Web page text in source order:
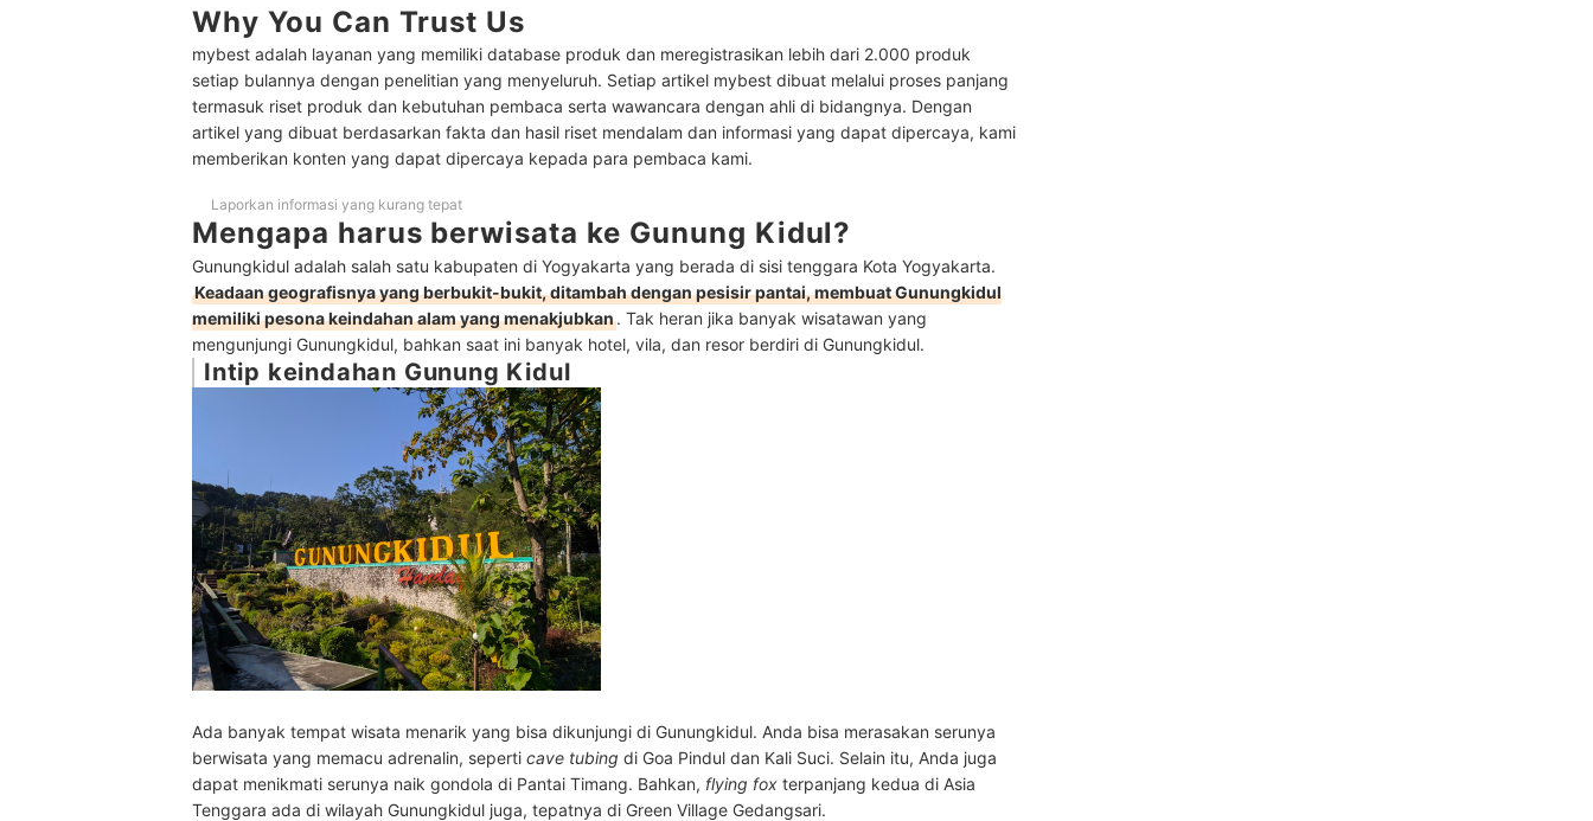
Pertimbangkan jarak resort dengan tempat wisata
Peringkat Resort di Gunung Kidul Terbaik
Why You Can Trust Us
mybest adalah layanan yang memiliki database produk dan meregistrasikan lebih dari 2.000 produk
setiap bulannya dengan penelitian yang menyeluruh. Setiap artikel mybest dibuat melalui proses panjang
termasuk riset produk dan kebutuhan pembaca serta wawancara dengan ahli di bidangnya. Dengan
artikel yang dibuat berdasarkan fakta dan hasil riset mendalam dan informasi yang dapat dipercaya, kami
memberikan konten yang dapat dipercaya kepada para pembaca kami.
Laporkan informasi yang kurang tepat
Mengapa harus berwisata ke Gunung Kidul?
Gunungkidul adalah salah satu kabupaten di Yogyakarta yang berada di sisi tenggara Kota Yogyakarta.
Keadaan geografisnya yang berbukit-bukit, ditambah dengan pesisir pantai, membuat Gunungkidul
memiliki pesona keindahan alam yang menakjubkan. Tak heran jika banyak wisatawan yang
mengunjungi Gunungkidul, bahkan saat ini banyak hotel, vila, dan resor berdiri di Gunungkidul.
Intip keindahan Gunung Kidul
Ada banyak tempat wisata menarik yang bisa dikunjungi di Gunungkidul. Anda bisa merasakan serunya
berwisata yang memacu adrenalin, seperti cave tubing di Goa Pindul dan Kali Suci. Selain itu, Anda juga
dapat menikmati serunya naik gondola di Pantai Timang. Bahkan, flying fox terpanjang kedua di Asia
Tenggara ada di wilayah Gunungkidul juga, tepatnya di Green Village Gedangsari.